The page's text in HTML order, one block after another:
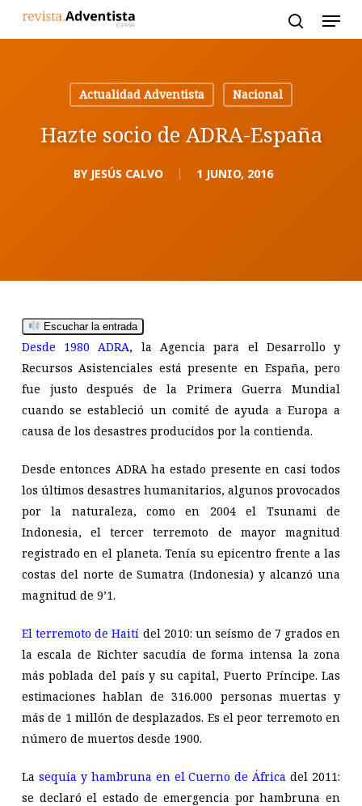
Actualidad Adventista
Nacional
Hazte socio de ADRA-España
BY JESÚS CALVO 1 JUNIO, 2016
Escuchar la entrada
Desde 1980 ADRA, la Agencia para el Desarrollo y
Recursos Asistenciales está presente en España, pero
fue justo después de la Primera Guerra Mundial
cuando se estableció un comité de ayuda a Europa a
causa de los desastres producidos por la contienda.
Desde entonces ADRA ha estado presente en casi todos
los últimos desastres humanitarios, algunos provocados
por la naturaleza, como en 2004 el Tsunami de
Indonesia, el tercer terremoto de mayor magnitud
registrado en el planeta. Tenía su epicentro frente a las
costas del norte de Sumatra (Indonesia) y alcanzó una
magnitud de 9’1.
El terremoto de Haití del 2010: un seísmo de 7 grados en
la escala de Richter sacudía de forma intensa la zona
más poblada del país y su capital, Puerto Príncipe. Las
estimaciones hablan de 316.000 personas muertas y
más de 1 millón de desplazados. Es el peor terremoto en
número de muertos desde 1900.
La sequía y hambruna en el Cuerno de África del 2011:
se declaró el estado de emergencia por hambruna en